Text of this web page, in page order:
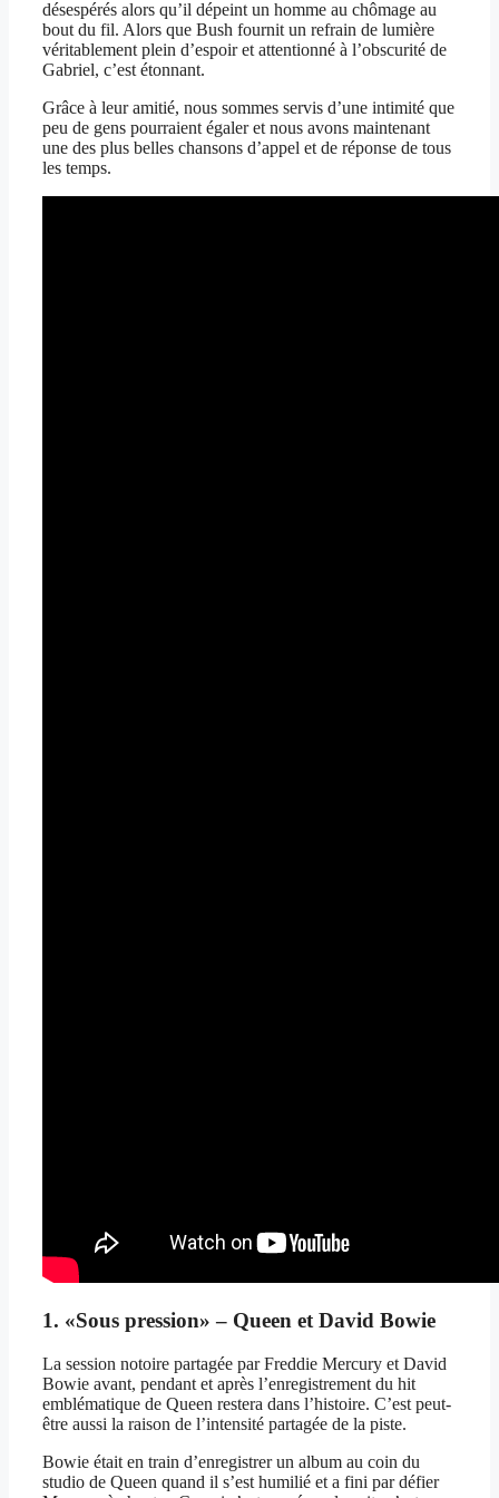
désespérés alors qu’il dépeint un homme au chômage au
bout du fil. Alors que Bush fournit un refrain de lumière
véritablement plein d’espoir et attentionné à l’obscurité de
Gabriel, c’est étonnant.
Grâce à leur amitié, nous sommes servis d’une intimité que
peu de gens pourraient égaler et nous avons maintenant
une des plus belles chansons d’appel et de réponse de tous
les temps.
1. «Sous pression» – Queen et David Bowie
La session notoire partagée par Freddie Mercury et David
Bowie avant, pendant et après l’enregistrement du hit
emblématique de Queen restera dans l’histoire. C’est peut-
être aussi la raison de l’intensité partagée de la piste.
Bowie était en train d’enregistrer un album au coin du
studio de Queen quand il s’est humilié et a fini par défier